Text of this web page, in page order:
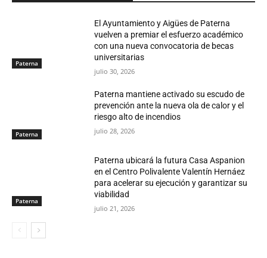
Paterna
El Ayuntamiento y Aigües de Paterna
vuelven a premiar el esfuerzo académico
con una nueva convocatoria de becas
universitarias
julio 30, 2026
Paterna
Paterna mantiene activado su escudo de
prevención ante la nueva ola de calor y el
riesgo alto de incendios
julio 28, 2026
Paterna
Paterna ubicará la futura Casa Aspanion
en el Centro Polivalente Valentín Hernáez
para acelerar su ejecución y garantizar su
viabilidad
julio 21, 2026